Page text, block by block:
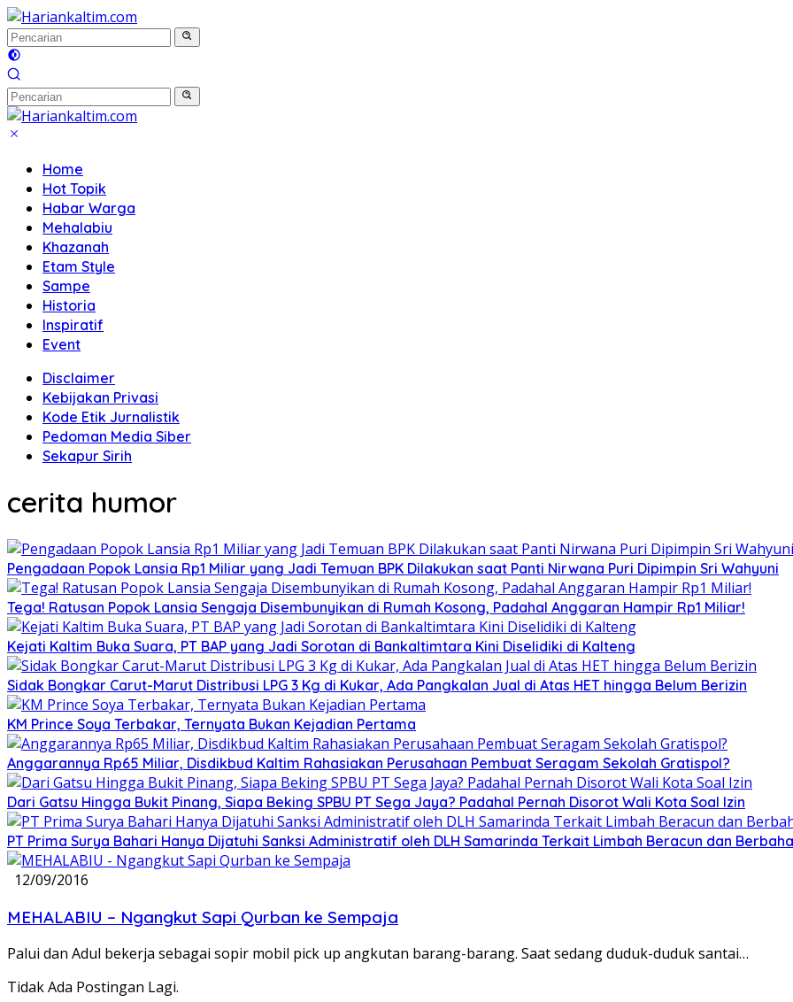
Langsung
ke
konten
Home
Hot Topik
Habar Warga
Mehalabiu
Khazanah
Etam Style
Sampe
Historia
Inspiratif
Event
Disclaimer
Kebijakan Privasi
Kode Etik Jurnalistik
Pedoman Media Siber
Sekapur Sirih
cerita humor
Pengadaan Popok Lansia Rp1 Miliar yang Jadi Temuan BPK Dilakukan saat Panti Nirwana Puri Dipimpin Sri Wahyuni
Tega! Ratusan Popok Lansia Sengaja Disembunyikan di Rumah Kosong, Padahal Anggaran Hampir Rp1 Miliar!
Kejati Kaltim Buka Suara, PT BAP yang Jadi Sorotan di Bankaltimtara Kini Diselidiki di Kalteng
Sidak Bongkar Carut-Marut Distribusi LPG 3 Kg di Kukar, Ada Pangkalan Jual di Atas HET hingga Belum Berizin
KM Prince Soya Terbakar, Ternyata Bukan Kejadian Pertama
Anggarannya Rp65 Miliar, Disdikbud Kaltim Rahasiakan Perusahaan Pembuat Seragam Sekolah Gratispol?
Dari Gatsu Hingga Bukit Pinang, Siapa Beking SPBU PT Sega Jaya? Padahal Pernah Disorot Wali Kota Soal Izin
PT Prima Surya Bahari Hanya Dijatuhi Sanksi Administratif oleh DLH Samarinda Terkait Limbah Beracun dan
12/09/2016
MEHALABIU – Ngangkut Sapi Qurban ke Sempaja
Palui dan Adul bekerja sebagai sopir mobil pick up angkutan barang-barang. Saat sedang duduk-duduk santai…
Tidak Ada Postingan Lagi.